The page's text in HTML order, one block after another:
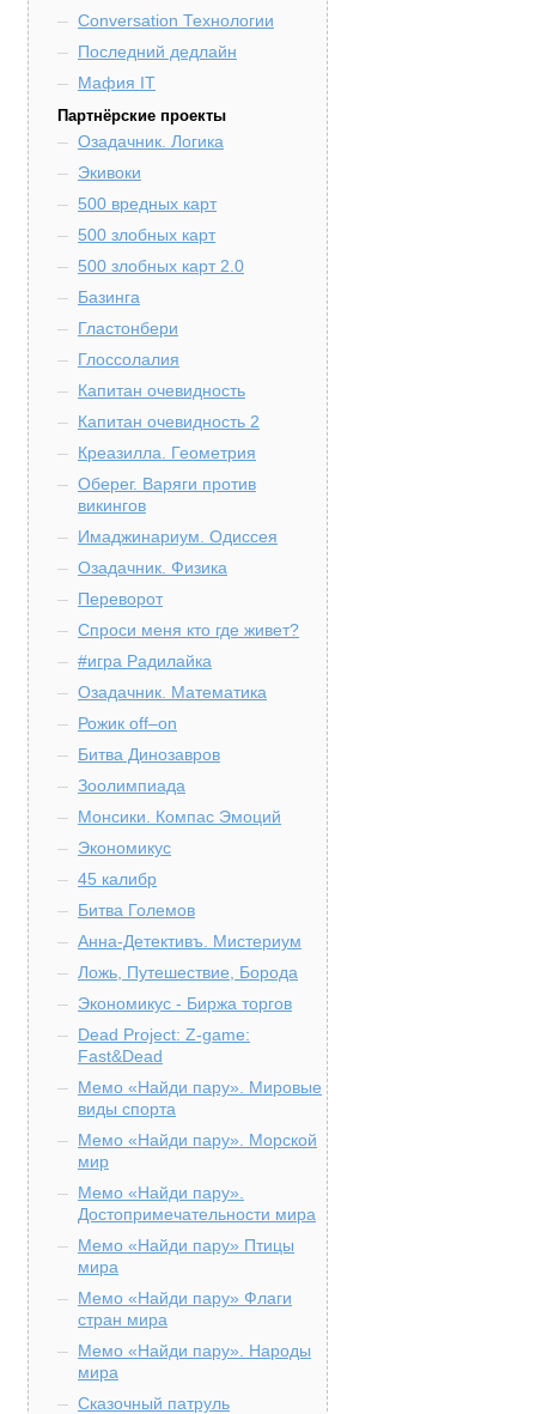
Conversation Технологии
Последний дедлайн
Мафия IT
Партнёрские проекты
Озадачник. Логика
Экивоки
500 вредных карт
500 злобных карт
500 злобных карт 2.0
Базинга
Гластонбери
Глоссолалия
Капитан очевидность
Капитан очевидность 2
Креазилла. Геометрия
Оберег. Варяги против
викингов
Имаджинариум. Одиссея
Озадачник. Физика
Переворот
Спроси меня кто где живет?
#игра Радилайка
Озадачник. Математика
Рожик off–on
Битва Динозавров
Зоолимпиада
Монсики. Компас Эмоций
Экономикус
45 калибр
Битва Големов
Анна-Детективъ. Мистериум
Ложь, Путешествие, Борода
Экономикус - Биржа торгов
Dead Project: Z-game:
Fast&Dead
Мемо «Найди пару». Мировые
виды спорта
Мемо «Найди пару». Морской
мир
Мемо «Найди пару».
Достопримечательности мира
Мемо «Найди пару» Птицы
мира
Мемо «Найди пару» Флаги
стран мира
Мемо «Найди пару». Народы
мира
Сказочный патруль